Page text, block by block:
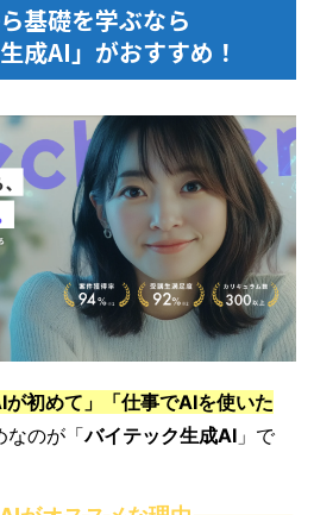
基礎を学ぶなら
成AI」がおすすめ！
が初めて」「仕事でAIを使いた
なのが「バイテック生成AI 」で